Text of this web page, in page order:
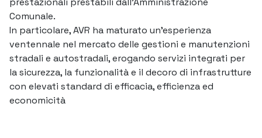
Comunale.
In particolare, AVR ha maturato un’esperienza
ventennale nel mercato delle gestioni e manutenzioni
stradali e autostradali, erogando servizi integrati per
la sicurezza, la funzionalità e il decoro di infrastrutture
con elevati standard di efficacia, efficienza ed
economicità